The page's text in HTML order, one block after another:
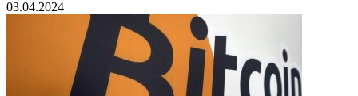
03.04.2024